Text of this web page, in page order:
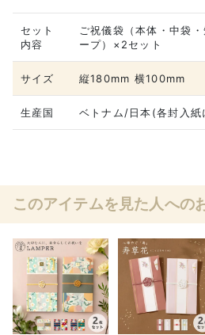
セット
内容
ご祝儀袋（本体・中袋
ープ）×2セット
サイズ 縦180mm 横100mm
生産国 ベトナム/日本(各封入紙
このアイテムを見た人への